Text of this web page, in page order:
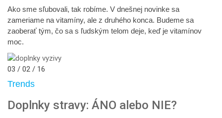
Ako sme sľubovali, tak robíme. V dnešnej novinke sa
zameriame na vitamíny, ale z druhého konca. Budeme sa
zaoberať tým, čo sa s ľudským telom deje, keď je vitamínov
moc.
03 / 02 / 16
Trends
Doplnky stravy: ÁNO alebo NIE?